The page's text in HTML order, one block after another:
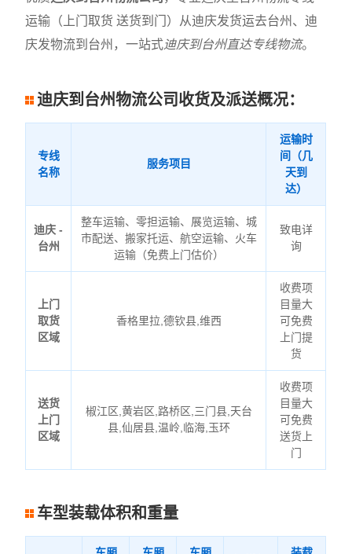
运输（上门取货 送货到门）从迪庆发货运去台州、迪
庆发物流到台州，一站式迪庆到台州直达专线物流。
迪庆到台州物流公司收货及派送概况：
专线
名称
服务项目
运输时
间（几
天到
达）
迪庆 -
台州
整车运输、零担运输、展览运输、城
市配送、搬家托运、航空运输、火车
运输（免费上门估价）
致电详
询
上门
取货
区域
香格里拉,德钦县,维西
收费项
目量大
可免费
上门提
货
送货
上门
区域
椒江区,黄岩区,路桥区,三门县,天台
县,仙居县,温岭,临海,玉环
收费项
目量大
可免费
送货上
门
车型装载体积和重量